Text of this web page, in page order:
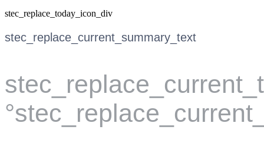
stec_replace_today_icon_div
stec_replace_current_summary_text